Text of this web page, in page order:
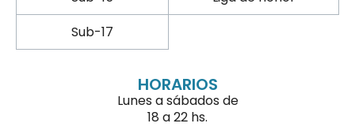
Sub-17
HORARIOS
Lunes a sábados de
18 a 22 hs.